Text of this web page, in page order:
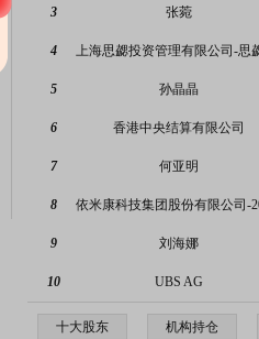
3 张菀
4
5 孙晶晶
6 香港中央结算有限公司
7 何亚明
8
9 刘海娜
10 UBS AG
十大股东 机构持仓